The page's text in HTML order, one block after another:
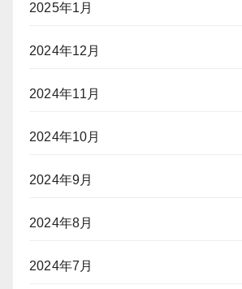
2025年1月
2024年12月
2024年11月
2024年10月
2024年9月
2024年8月
2024年7月